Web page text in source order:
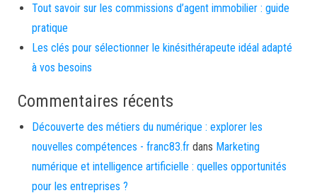
Tout savoir sur les commissions d’agent immobilier : guide
pratique
Les clés pour sélectionner le kinésithérapeute idéal adapté
à vos besoins
Commentaires récents
Découverte des métiers du numérique : explorer les
nouvelles compétences - franc83.fr dans Marketing
numérique et intelligence artificielle : quelles opportunités
pour les entreprises ?